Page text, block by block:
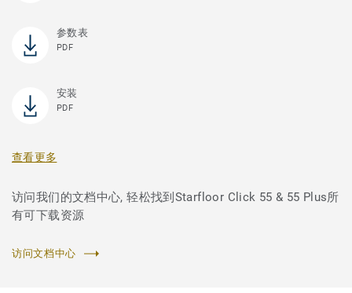
参数表
PDF
安装
PDF
查看更多
访问我们的文档中心, 轻松找到Starfloor Click 55 & 55 Plus所
有可下载资源
访问文档中心